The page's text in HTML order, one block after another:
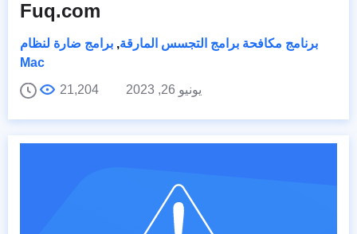
Fuq.com
برنامج مكافحة برامج التجسس المارقة, برامج ضارة لنظام
Mac
يونيو 26, 2023
21,204